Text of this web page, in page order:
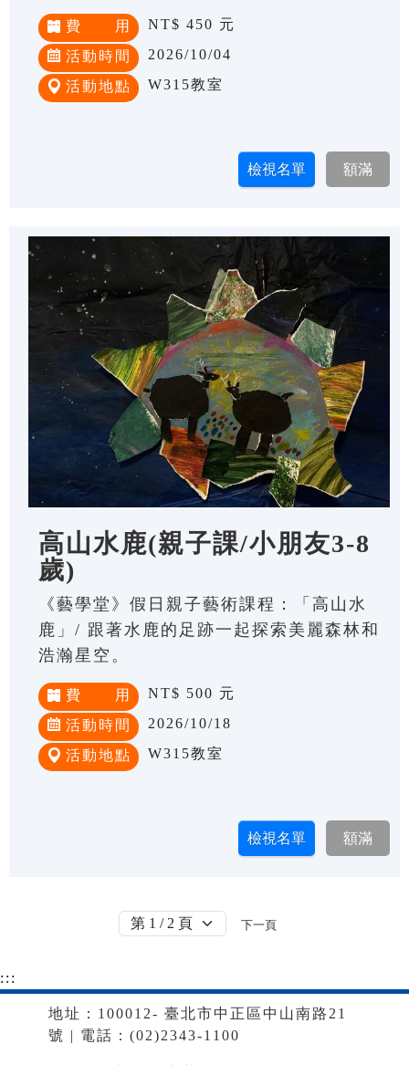
費 用 NT$ 450 元
活動時間 2026/10/04
活動地點 W315教室
高山水鹿(親子課/小朋友3-8
歲)
《藝學堂》假日親子藝術課程：「高山水
鹿」/ 跟著水鹿的足跡一起探索美麗森林和
浩瀚星空。
費 用 NT$ 500 元
活動時間 2026/10/18
活動地點 W315教室
下一頁
:::
地址：100012- 臺北市中正區中山南路21
號 | 電話：(02)2343-1100